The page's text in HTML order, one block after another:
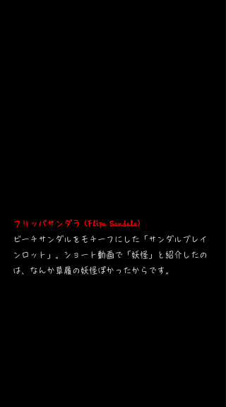
フリッパサンダラ (Flipa Sandala)
ビーチサンダルをモチーフにした「サンダルブレイ
ンロット」。ショート動画で「妖怪」と紹介したの
は、なんか草履の妖怪ぽかったからです。